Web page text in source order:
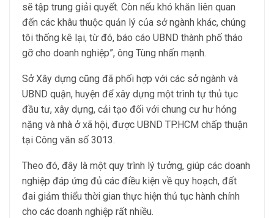
sẽ tập trung giải quyết. Còn nếu khó khăn liên quan
đến các khâu thuộc quản lý của sở ngành khác, chúng
tôi thống kê lại, từ đó, báo cáo UBND thành phố tháo
gỡ cho doanh nghiệp”, ông Tùng nhấn mạnh.
Sở Xây dựng cũng đã phối hợp với các sở ngành và
UBND quận, huyện để xây dựng một trình tự thủ tục
đầu tư, xây dựng, cải tạo đối với chung cư hư hỏng
nặng và nhà ở xã hội, được UBND TP.HCM chấp thuận
tại Công văn số 3013.
Theo đó, đây là một quy trình lý tưởng, giúp các doanh
nghiệp đáp ứng đủ các điều kiện về quy hoạch, đất
đai giảm thiểu thời gian thực hiện thủ tục hành chính
cho các doanh nghiệp rất nhiều.